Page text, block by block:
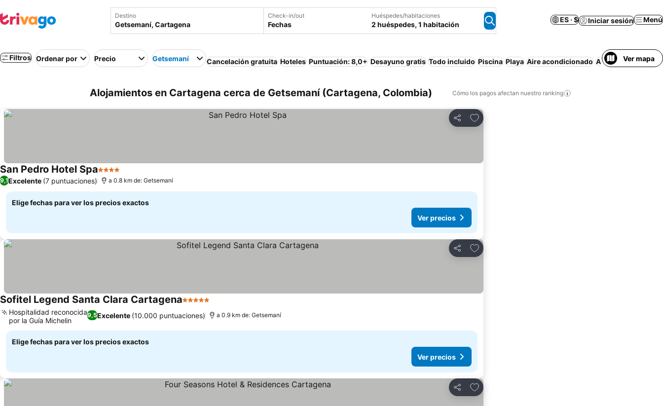
Destino Check-in/out
Fechas
Huéspedes/habitaciones
2 huéspedes, 1 habitación
ES · $ Iniciar sesión Menú
Filtros Ordenar por Precio Getsemaní Cancelación gratuita Hoteles Puntuación: 8,0+ Desayuno gratis Todo incluido Piscina Playa Aire acondicionado ApartamentoVer mapa
Alojamientos en Cartagena cerca de Getsemaní (Cartagena, Colombia) Cómo los pagos afectan nuestro ranking
Compartir
Agregar a favoritos
San Pedro Hotel Spa4 Estrellas
9,1Excelente (7 puntuaciones) a 0.8 km de: Getsemaní
Elige fechas para ver los precios exactos
Ver precios
Compartir
Agregar a favoritos
Sofitel Legend Santa Clara Cartagena5 Estrellas
9,5Excelente (10.000 puntuaciones)
Hospitalidad reconocida
por la Guía Michelin
a 0.9 km de: Getsemaní
Elige fechas para ver los precios exactos
Ver precios
Compartir
Agregar a favoritos